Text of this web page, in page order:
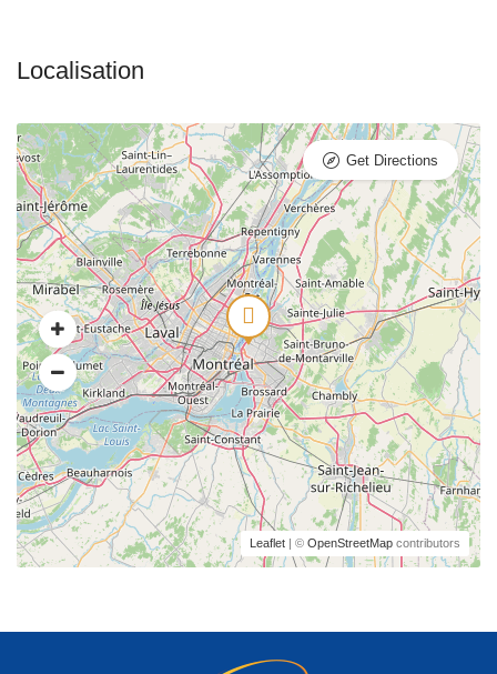
Leaflet | © OpenStreetMap contributors
Get Directions